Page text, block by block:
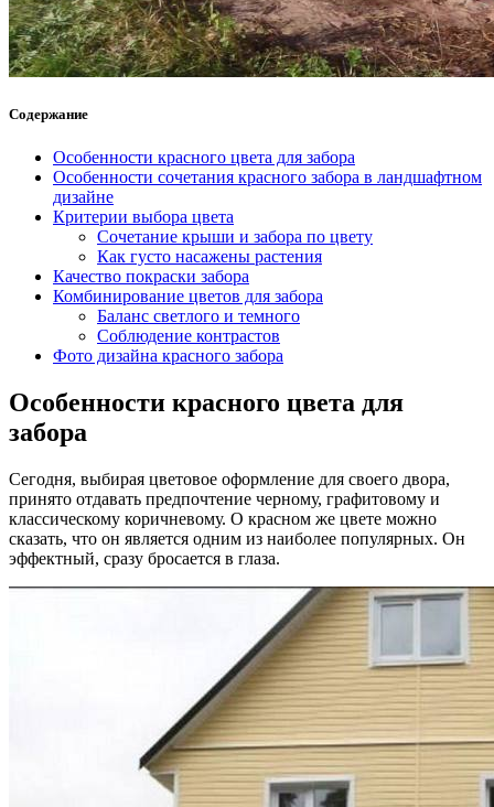
Содержание
Особенности красного цвета для забора
Особенности сочетания красного забора в ландшафтном
дизайне
Критерии выбора цвета
Сочетание крыши и забора по цвету
Как густо насажены растения
Качество покраски забора
Комбинирование цветов для забора
Баланс светлого и темного
Соблюдение контрастов
Фото дизайна красного забора
Особенности красного цвета для
забора
Сегодня, выбирая цветовое оформление для своего двора,
принято отдавать предпочтение черному, графитовому и
классическому коричневому. О красном же цвете можно
сказать, что он является одним из наиболее популярных. Он
эффектный, сразу бросается в глаза.